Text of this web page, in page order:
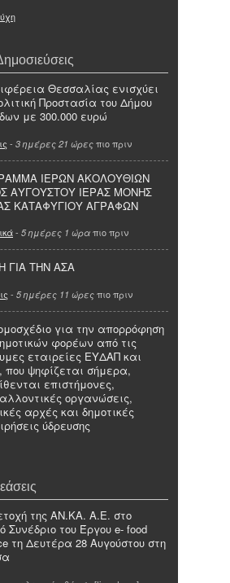
Θεσσαλίας ενισχύει
Προστασία του Δήμου
με 300.000 ευρώ
- 3 ημέρες 21 ώρες πιο πριν
ΙΕΡΩΝ ΑΚΟΛΟΥΘΙΩΝ
ΑΥΓΟΥΣΤΟΥ ΙΕΡΑΣ ΜΟΝΗΣ
ΚΑΤΑΦΥΓΙΟΥ ΑΓΡΑΦΩΝ
- 5 ημέρες 1 ώρα πιο πριν
ΓΙΑ ΤΗΝ ΑΣΑ
- 5 ημέρες 11 ώρες πιο πριν
για την απορρόφηση
φορέων από τις
εταιρείες ΕΥΔΑΠ και
ψηφίζεται σήμερα,
επιστήμονες,
οργανώσεις,
αρχές και δημοτικές
ύδρευσης
της ΑΝ.ΚΑ. Α.Ε. στο
Συνέδριο του Έργου e- food
τη Δευτέρα 28 Αυγούστου στη